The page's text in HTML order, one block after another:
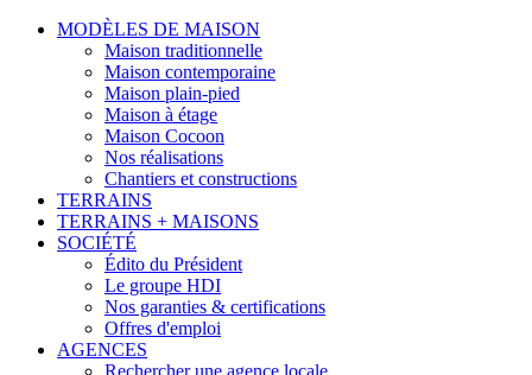
MODÈLES DE MAISON
Maison traditionnelle
Maison contemporaine
Maison plain-pied
Maison à étage
Maison Cocoon
Nos réalisations
Chantiers et constructions
TERRAINS
TERRAINS + MAISONS
SOCIÉTÉ
Édito du Président
Le groupe HDI
Nos garanties & certifications
Offres d'emploi
AGENCES
Rechercher une agence locale...